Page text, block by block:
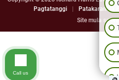
Pagtatanggi
Patakaran sa
Site mula sa
Call us